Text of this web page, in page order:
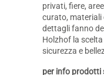
privati, fiere,
curato, materiali
dettagli fanno
Holzhof la
sicurezza e
per info prodotti